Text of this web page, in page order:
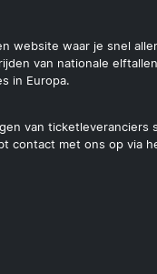
website waar je snel
van nationale
in Europa.
van ticketleveranciers
contact met ons op via